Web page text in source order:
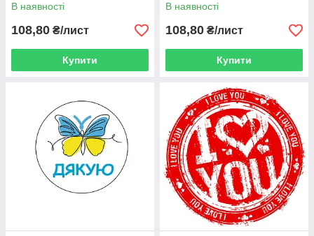
В наявності
108,80 ₴/лист
Купити
В наявності
108,80 ₴/лист
Купити